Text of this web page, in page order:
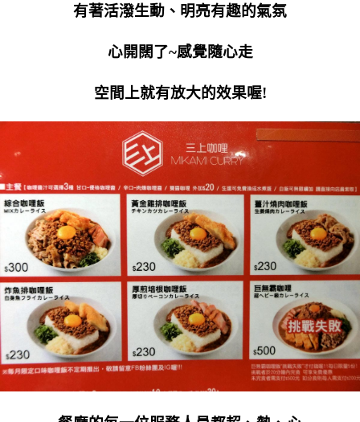
有著活潑生動、明亮有趣的氣氛
心開闊了~感覺隨心走
空間上就有放大的效果喔!